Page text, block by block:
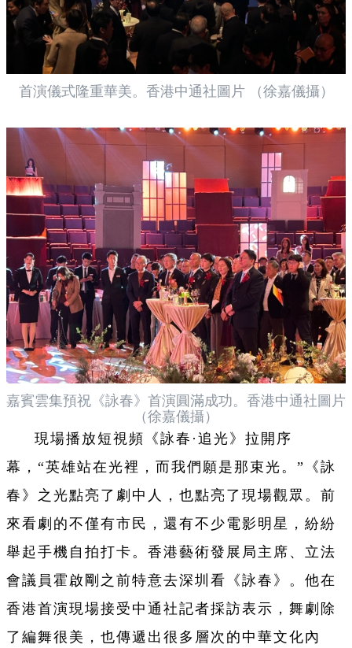
首演儀式隆重華美。香港中通社圖片 （徐嘉儀攝）
嘉賓雲集預祝《詠春》首演圓滿成功。香港中通社圖片
（徐嘉儀攝）
現場播放短視頻《詠春·追光》拉開序
幕，“英雄站在光裡，而我們願是那束光。”《詠
春》之光點亮了劇中人，也點亮了現場觀眾。前
來看劇的不僅有市民，還有不少電影明星，紛紛
舉起手機自拍打卡。 香港藝術發展局主席、立法
會議員霍啟剛之前特意去深圳看《詠春》。他在
香港首演現場接受中通社記者採訪表示，舞劇除
了編舞很美，也傳遞出很多層次的中華文化內